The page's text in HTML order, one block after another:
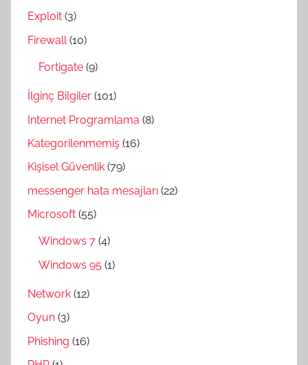
Exploit (3)
Firewall (10)
Fortigate (9)
İlginç Bilgiler (101)
Internet Programlama (8)
Kategorilenmemiş (16)
Kişisel Güvenlik (79)
messenger hata mesajları (22)
Microsoft (55)
Windows 7 (4)
Windows 95 (1)
Network (12)
Oyun (3)
Phishing (16)